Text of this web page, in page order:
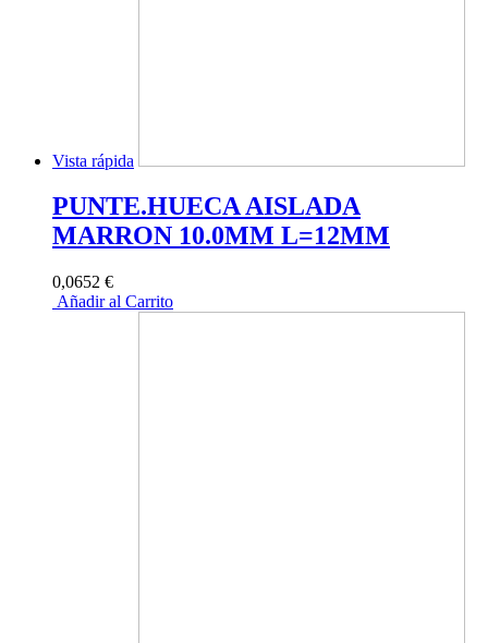
Vista rápida
PUNTE.HUECA AISLADA
MARRON 10.0MM L=12MM
0,0652 €
Añadir al Carrito